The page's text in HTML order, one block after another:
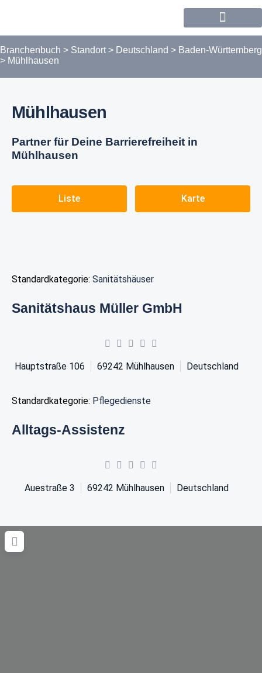
Branchenbuch > Standort > Deutschland > Baden-Württemberg
> Mühlhausen
Mühlhausen
Partner für Deine Barrierefreiheit in
Mühlhausen
Liste Karte
Standardkategorie: Sanitätshäuser
Sanitätshaus Müller GmbH
Hauptstraße 106 69242 Mühlhausen Deutschland
Standardkategorie: Pflegedienste
Alltags-Assistenz
Auestraße 3 69242 Mühlhausen Deutschland